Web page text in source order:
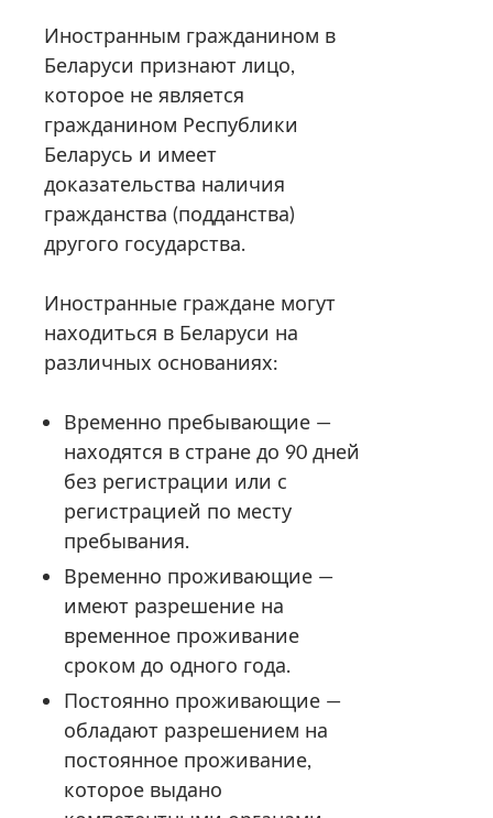
Иностранным гражданином в
Беларуси признают лицо,
которое не является
гражданином Республики
Беларусь и имеет
доказательства наличия
гражданства (подданства)
другого государства.
Иностранные граждане могут
находиться в Беларуси на
различных основаниях:
Временно пребывающие —
находятся в стране до 90 дней
без регистрации или с
регистрацией по месту
пребывания.
Временно проживающие —
имеют разрешение на
временное проживание
сроком до одного года.
Постоянно проживающие —
обладают разрешением на
постоянное проживание,
которое выдано